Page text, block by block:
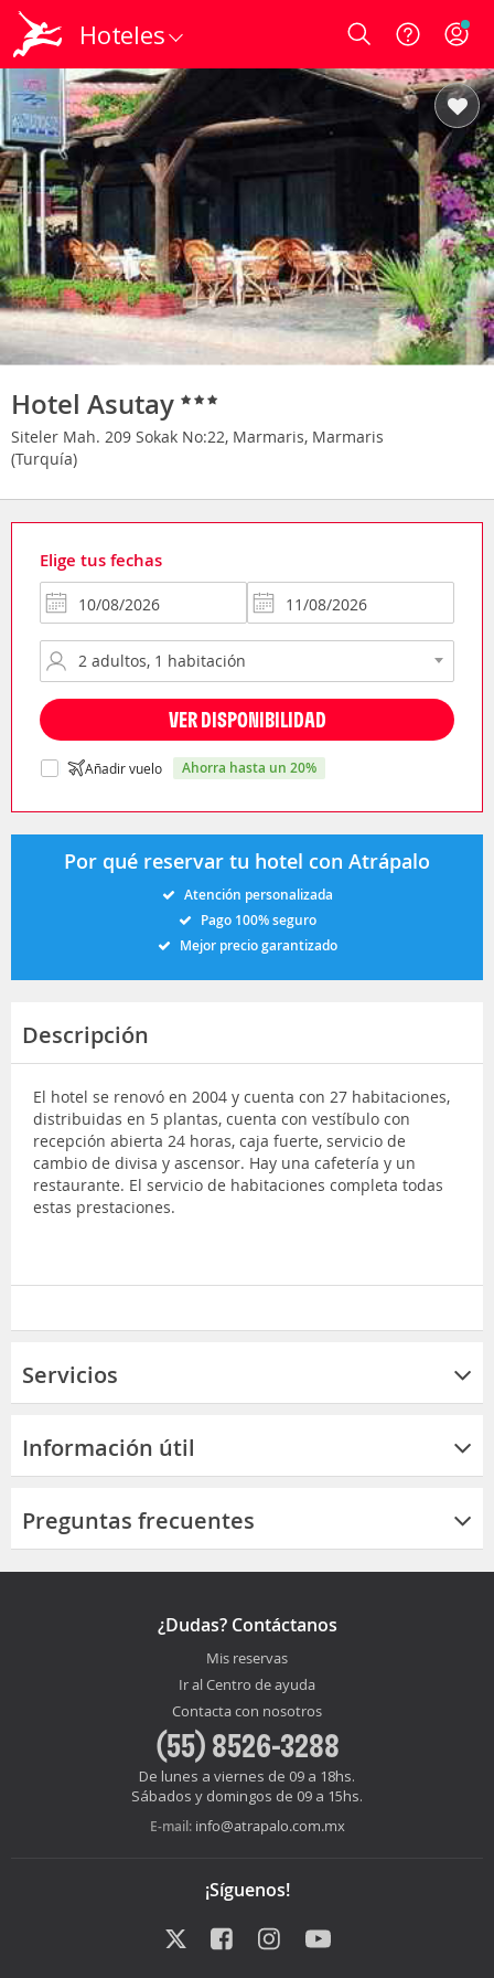
Hoteles Login
Hotel Asutay
Siteler Mah. 209 Sokak No:22, Marmaris, Marmaris
(Turquía)
Elige tus fechas
VER DISPONIBILIDAD
Añadir vuelo ahorra hasta un 20%
Por qué reservar tu hotel con Atrápalo
Atención personalizada
Pago 100% seguro
Mejor precio garantizado
Descripción
El hotel se renovó en 2004 y cuenta con 27 habitaciones,
distribuidas en 5 plantas, cuenta con vestíbulo con
recepción abierta 24 horas, caja fuerte, servicio de
cambio de divisa y ascensor. Hay una cafetería y un
restaurante. El servicio de habitaciones completa todas
estas prestaciones.
Servicios
Información útil
Preguntas frecuentes
¿Dudas? Contáctanos
Mis reservas
Ir al Centro de ayuda
Contacta con nosotros
(55) 8526-3288
De lunes a viernes de 09 a 18hs.
Sábados y domingos de 09 a 15hs.
E-mail: info@atrapalo.com.mx
¡Síguenos!